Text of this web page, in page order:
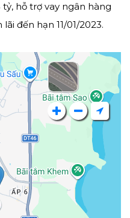
hỗ trợ vay ngân hàng
đến hạn 11/01/2023.